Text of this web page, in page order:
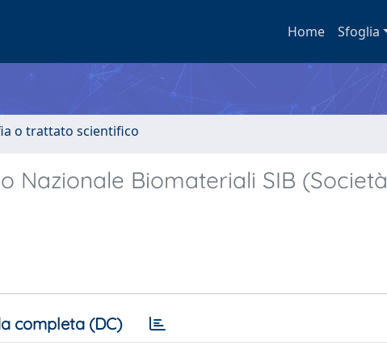
Home Sfoglia
o trattato scientifico
Nazionale Biomateriali SIB (Società
completa (DC)